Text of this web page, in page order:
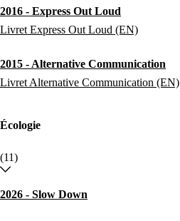
2016 - Express Out Loud
Livret Express Out Loud (EN)
2015 - Alternative Communication
Livret Alternative Communication (EN)
Écologie
(11)
2026 - Slow Down